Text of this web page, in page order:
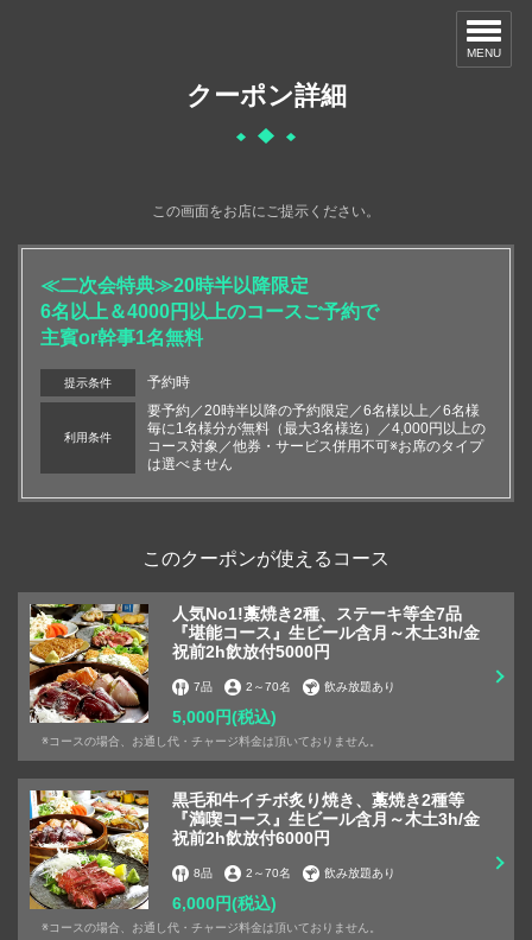
MENU
クーポン詳細
この画面をお店にご提示ください。
≪二次会特典≫20時半以降限定
6名以上＆4000円以上のコースご予約で
主賓or幹事1名無料
提示条件 予約時
利用条件
要予約／20時半以降の予約限定／6名様以上／6名様
毎に1名様分が無料（最大3名様迄）／4,000円以上の
コース対象／他券・サービス併用不可※お席のタイプ
は選べません
このクーポンが使えるコース
人気No1!藁焼き2種、ステーキ等全7品
『堪能コース』生ビール含月～木土3h/金
祝前2h飲放付5000円
7品 2 ～70名 飲み放題あり
5,000円(税込)
※コースの場合、お通し代・チャージ料金は頂いておりません。
黒毛和牛イチボ炙り焼き、藁焼き2種等
『満喫コース』生ビール含月～木土3h/金
祝前2h飲放付6000円
8品 2 ～70名 飲み放題あり
6,000円(税込)
※コースの場合、お通し代・チャージ料金は頂いておりません。